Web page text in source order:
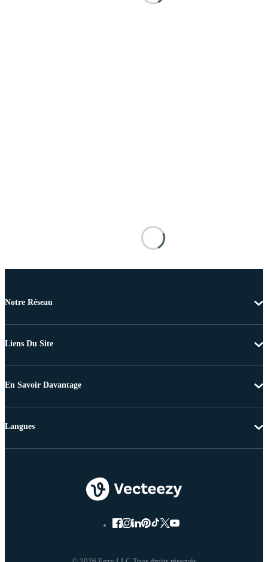
Notre Réseau
Liens Du Site
En Savoir Davantage
Langues